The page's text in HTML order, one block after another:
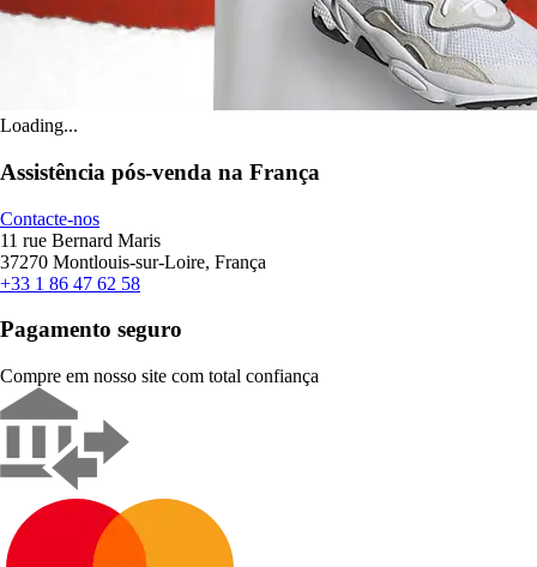
Loading...
Assistência pós-venda na França
Contacte-nos
11 rue Bernard Maris
37270 Montlouis-sur-Loire, França
+33 1 86 47 62 58
Pagamento seguro
Compre em nosso site com total confiança